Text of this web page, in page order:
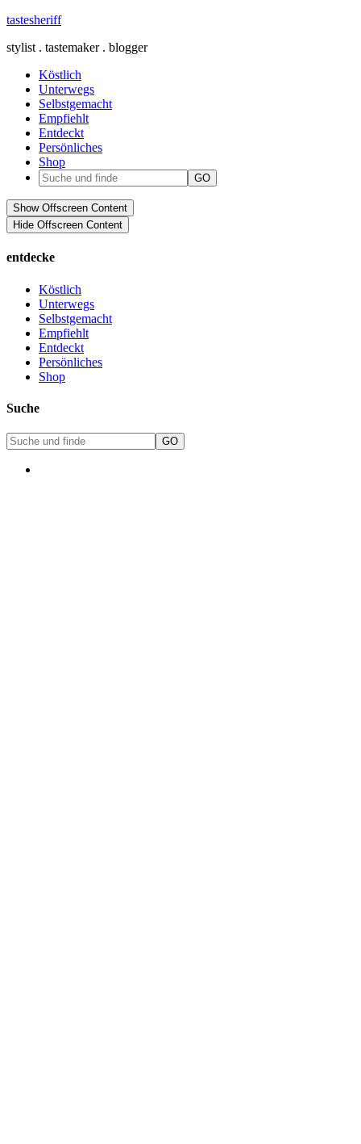
tastesheriff
stylist . tastemaker . blogger
Köstlich
Unterwegs
Selbstgemacht
Empfiehlt
Entdeckt
Persönliches
Shop
Show Offscreen Content
Hide Offscreen Content
entdecke
Köstlich
Unterwegs
Selbstgemacht
Empfiehlt
Entdeckt
Persönliches
Shop
Suche